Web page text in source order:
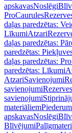
apskavasNoslēgi
ProCaurules
daļas paredzētas:
LīkumiAtzari
daļas paredzētas:
paredzētas:
daļas paredzētas:
paredzētas: Līkumi
AtzariSavienojumi
savienojumi
savienojumi
materiāliem
apskavasNoslēgi
Blīvējumi